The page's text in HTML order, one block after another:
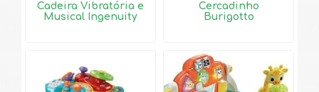
Cadeira Vibratória e
Musical Ingenuity
Cercadinho
Burigotto